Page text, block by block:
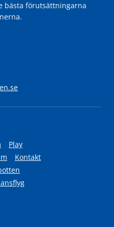
bästa förutsättningarna
Play
Kontakt